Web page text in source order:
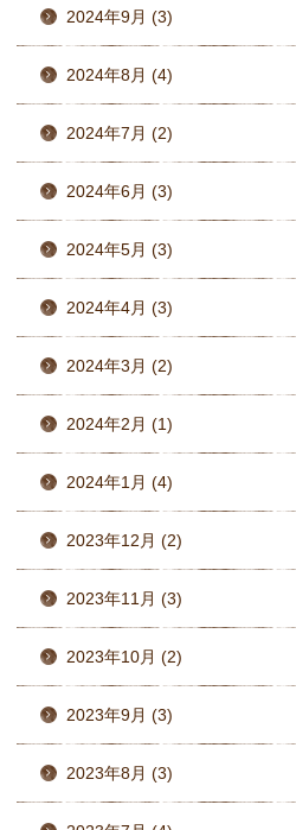
2024年9月 (3)
2024年8月 (4)
2024年7月 (2)
2024年6月 (3)
2024年5月 (3)
2024年4月 (3)
2024年3月 (2)
2024年2月 (1)
2024年1月 (4)
2023年12月 (2)
2023年11月 (3)
2023年10月 (2)
2023年9月 (3)
2023年8月 (3)